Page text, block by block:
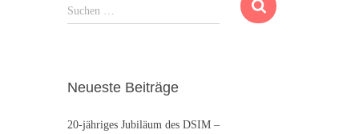
u
n
a
Suchen …
Neueste Beiträge
20-jähriges Jubiläum des DSIM –